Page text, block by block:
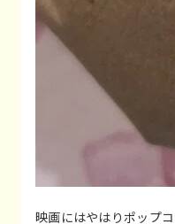
映画にはやはりポップ